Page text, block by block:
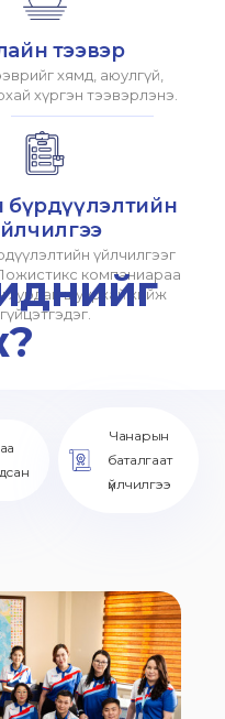
тээвэр
хямд, аюулгүй,
хүргэн тээвэрлэнэ.
бүрдүүлэлтийн
үйлчилгээг
компаниараа
хурдан шуурхай хийж
гүйцэтгэдэг.
Чанарын
баталгаат
үйлчилгээ